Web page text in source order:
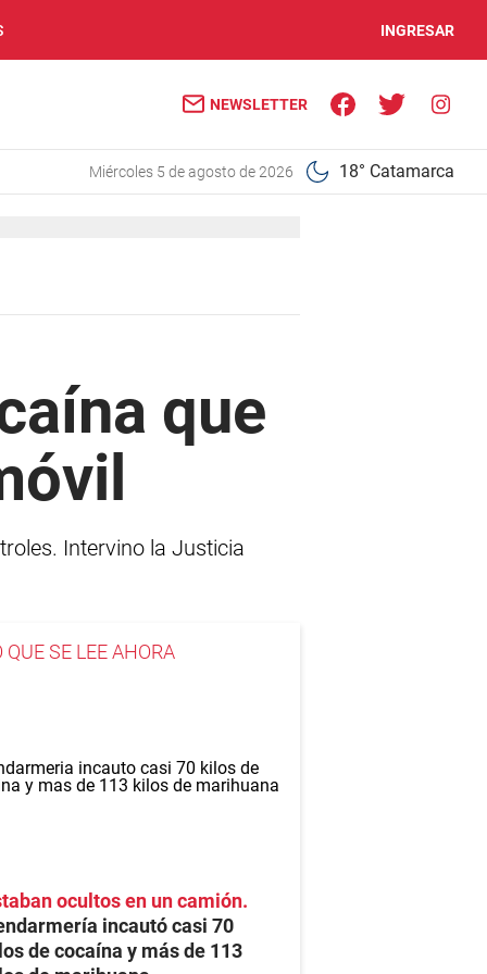
INGRESAR
NEWSLETTER
miércoles 5 de agosto de 2026 18° Catamarca
que
Intervino la Justicia
QUE SE LEE AHORA
ocultos en un camión
incautó casi 70
de cocaína y más de 113